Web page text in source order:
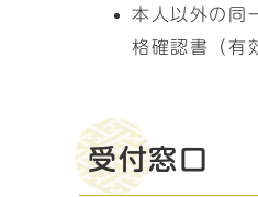
本人以外の同
格確認書（有
受付窓口